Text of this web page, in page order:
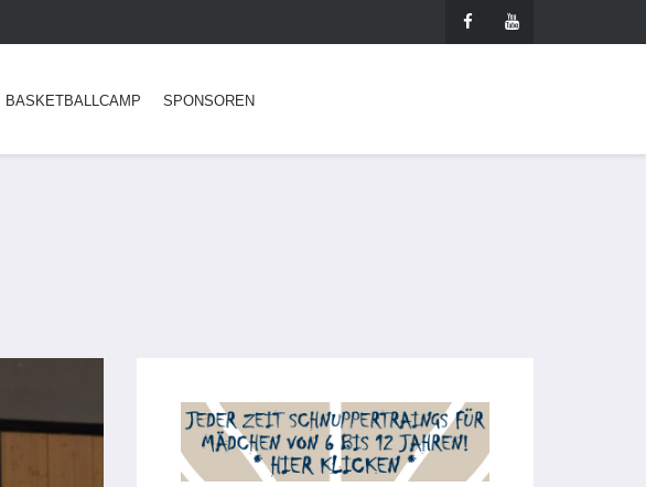
BASKETBALLCAMP SPONSOREN